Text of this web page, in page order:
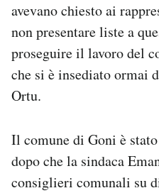
avevano chiesto ai
non presentare liste a
proseguire il lavoro del
che si è insediato ormai
Ortu.
Il comune di Goni è
dopo che la sindaca
consiglieri comunali su